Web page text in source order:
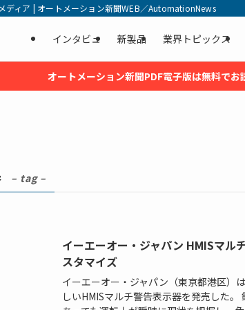
ィア | オートメーション新聞WEB／AutomationNews
インタビュ 新製品 業界トピックス
オートメーション新聞PDF電子版は無料でお
– tag –
イーエーオー・ジャパン HMISマル
スタマイズ
イーエーオー・ジャパン（東京都港区）
しいHMISマルチ警告表示器を発売した